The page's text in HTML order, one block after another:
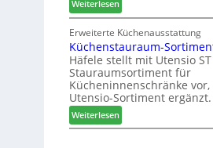
t
n
g
a
n
H
u
b
t
e
x
s
t
e
Weiterlesen:
Z
w
e
i
P
r
e
i
s
Erweiterte Küchenausstattung
Küchenstauraum-
Häfele stellt mit Utensio
Stauraumsortiment für
Kücheninnenschränke vor,
Utensio-Sortiment ergänzt.
Weiterlesen:
K